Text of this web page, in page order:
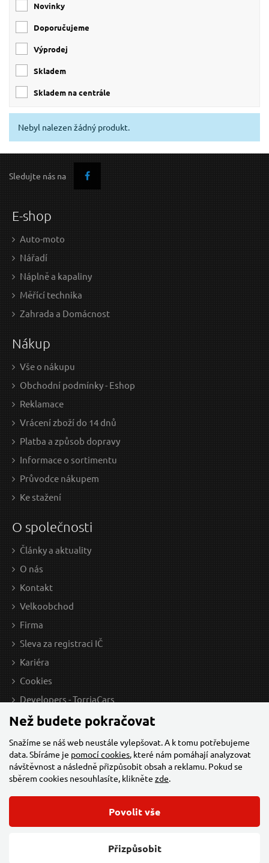
Novinky
Doporučujeme
Výprodej
skladem
skladem na centrále
Nebyl nalezen žádný produkt.
Sledujte nás na
E-shop
Auto-moto
Nářadí
Náplně a kapaliny
Měřící technika
Zahrada a Domácnost
Nákup
Vše o nákupu
Obchodní podmínky - Eshop
Reklamace
Vrácení zboží do 14 dnů
Platba a způsob dopravy
Informace o sortimentu
Průvodce nákupem
Ke stažení
O společnosti
Články a aktuality
O nás
Kontakt
Velkoobchod
Firma
Sleva za registraci IČ
Kariéra
Cookies
Developers - TorriaCars
Změnit nastavení cookies
Než budete pokračovat
Snažíme se náš web neustále vylepšovat. A k tomu potřebujeme
data. Sbíráme je pomocí cookies, které nám pomáhají analyzovat
návštěvnost a následně přizpůsobit obsah a reklamu. Pokud se
sběrem cookies nesouhlasíte, klikněte zde.
Přizpůsobit
Povolit vše